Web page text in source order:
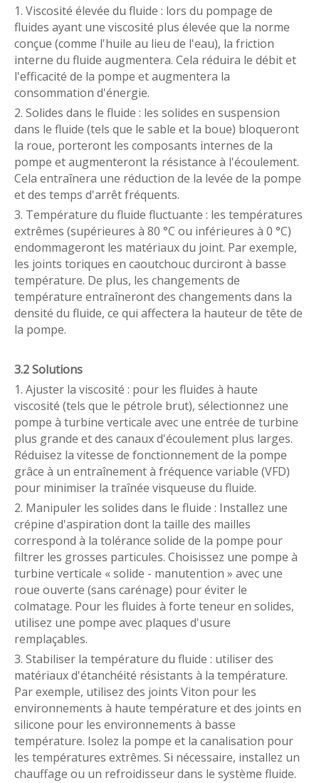
1. Viscosité élevée du fluide : lors du pompage de
fluides ayant une viscosité plus élevée que la norme
conçue (comme l'huile au lieu de l'eau), la friction
interne du fluide augmentera. Cela réduira le débit et
l'efficacité de la pompe et augmentera la
consommation d'énergie.
2. Solides dans le fluide : les solides en suspension
dans le fluide (tels que le sable et la boue) bloqueront
la roue, porteront les composants internes de la
pompe et augmenteront la résistance à l'écoulement.
Cela entraînera une réduction de la levée de la pompe
et des temps d'arrêt fréquents.
3. Température du fluide fluctuante : les températures
extrêmes (supérieures à 80 °C ou inférieures à 0 °C)
endommageront les matériaux du joint. Par exemple,
les joints toriques en caoutchouc durciront à basse
température. De plus, les changements de
température entraîneront des changements dans la
densité du fluide, ce qui affectera la hauteur de tête de
la pompe.
3.2 Solutions
1. Ajuster la viscosité : pour les fluides à haute
viscosité (tels que le pétrole brut), sélectionnez une
pompe à turbine verticale avec une entrée de turbine
plus grande et des canaux d'écoulement plus larges.
Réduisez la vitesse de fonctionnement de la pompe
grâce à un entraînement à fréquence variable (VFD)
pour minimiser la traînée visqueuse du fluide.
2. Manipuler les solides dans le fluide : Installez une
crépine d'aspiration dont la taille des mailles
correspond à la tolérance solide de la pompe pour
filtrer les grosses particules. Choisissez une pompe à
turbine verticale « solide - manutention » avec une
roue ouverte (sans carénage) pour éviter le
colmatage. Pour les fluides à forte teneur en solides,
utilisez une pompe avec plaques d'usure
remplaçables.
3. Stabiliser la température du fluide : utiliser des
matériaux d'étanchéité résistants à la température.
Par exemple, utilisez des joints Viton pour les
environnements à haute température et des joints en
silicone pour les environnements à basse
température. Isolez la pompe et la canalisation pour
les températures extrêmes. Si nécessaire, installez un
chauffage ou un refroidisseur dans le système fluide.